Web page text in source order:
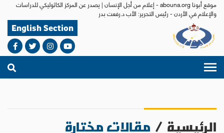
موقع أبونا abouna.org - إعلام من أجل الإنسان | يصدر عن المركز الكاثوليكي للدراسات
والإعلام في الأردن - رئيس التحرير: الأب د.رفعت بدر
English Section
الرئيسية / مقالات مختارة